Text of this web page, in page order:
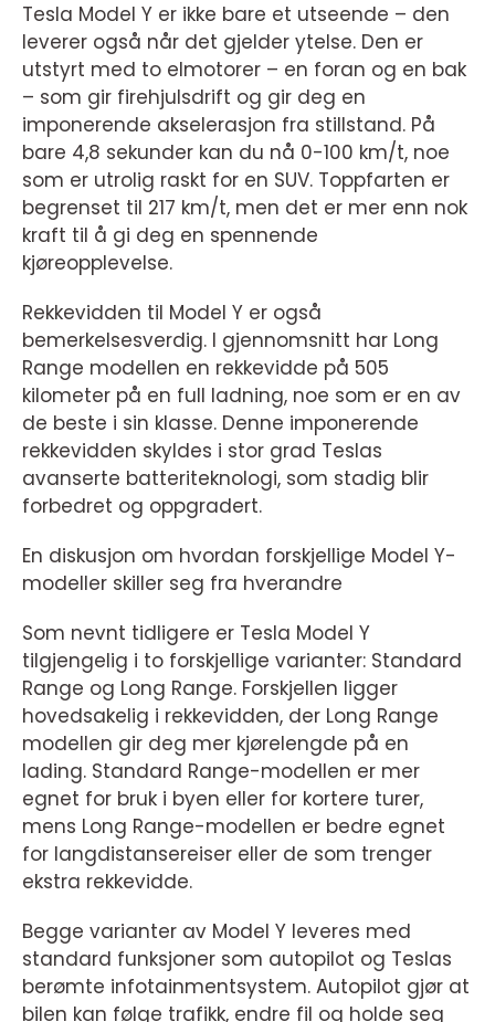
Tesla Model Y er ikke bare et utseende – den
leverer også når det gjelder ytelse. Den er
utstyrt med to elmotorer – en foran og en bak
– som gir firehjulsdrift og gir deg en
imponerende akselerasjon fra stillstand. På
bare 4,8 sekunder kan du nå 0-100 km/t, noe
som er utrolig raskt for en SUV. Toppfarten er
begrenset til 217 km/t, men det er mer enn nok
kraft til å gi deg en spennende
kjøreopplevelse.
Rekkevidden til Model Y er også
bemerkelsesverdig. I gjennomsnitt har Long
Range modellen en rekkevidde på 505
kilometer på en full ladning, noe som er en av
de beste i sin klasse. Denne imponerende
rekkevidden skyldes i stor grad Teslas
avanserte batteriteknologi, som stadig blir
forbedret og oppgradert.
En diskusjon om hvordan forskjellige Model Y-
modeller skiller seg fra hverandre
Som nevnt tidligere er Tesla Model Y
tilgjengelig i to forskjellige varianter: Standard
Range og Long Range. Forskjellen ligger
hovedsakelig i rekkevidden, der Long Range
modellen gir deg mer kjørelengde på en
lading. Standard Range-modellen er mer
egnet for bruk i byen eller for kortere turer,
mens Long Range-modellen er bedre egnet
for langdistansereiser eller de som trenger
ekstra rekkevidde.
Begge varianter av Model Y leveres med
standard funksjoner som autopilot og Teslas
berømte infotainmentsystem. Autopilot gjør at
bilen kan følge trafikk, endre fil og holde seg